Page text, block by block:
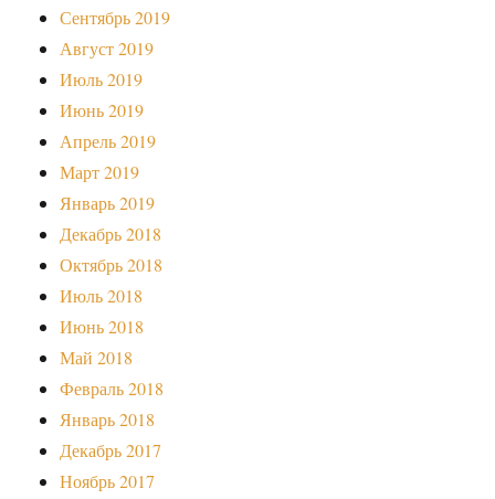
Сентябрь 2019
Август 2019
Июль 2019
Июнь 2019
Апрель 2019
Март 2019
Январь 2019
Декабрь 2018
Октябрь 2018
Июль 2018
Июнь 2018
Май 2018
Февраль 2018
Январь 2018
Декабрь 2017
Ноябрь 2017